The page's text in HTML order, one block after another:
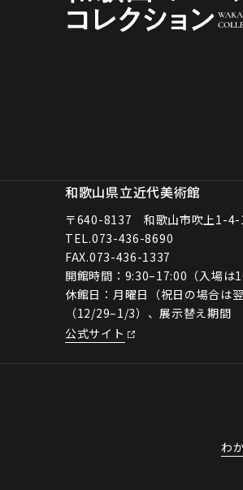
和歌山県立近代美術館
〒640-8137 和歌山市吹上1-4-
TEL.073-436-8690
FAX.073-436-1337
開館時間：9:30–17:00（入場は
休館日：月曜日（祝日の場合は
（12/29–1/3）、展示替え期間
公式サイト
わ